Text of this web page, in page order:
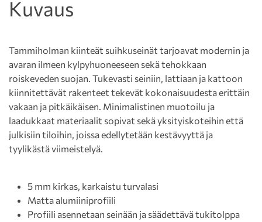
Kuvaus
Tammiholman kiinteät suihkuseinät tarjoavat modernin ja
avaran ilmeen kylpyhuoneeseen sekä tehokkaan
roiskeveden suojan. Tukevasti seiniin, lattiaan ja kattoon
kiinnitettävät rakenteet tekevät kokonaisuudesta erittäin
vakaan ja pitkäikäisen. Minimalistinen muotoilu ja
laadukkaat materiaalit sopivat sekä yksityiskoteihin että
julkisiin tiloihin, joissa edellytetään kestävyyttä ja
tyylikästä viimeistelyä.
5 mm kirkas, karkaistu turvalasi
Matta alumiiniprofiili
Profiili asennetaan seinään ja säädettävä tukitolppa